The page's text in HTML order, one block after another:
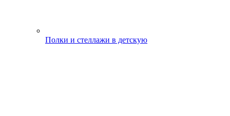
Полки и стеллажи в детскую